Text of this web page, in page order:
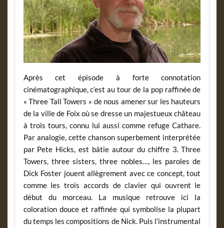
Après cet épisode à forte connotation
cinématographique, c’est au tour de la pop raffinée de
« Three Tall Towers » de nous amener sur les hauteurs
de la ville de Foix où se dresse un majestueux château
à trois tours, connu lui aussi comme refuge Cathare.
Par analogie, cette chanson superbement interprétée
par Pete Hicks, est bâtie autour du chiffre 3. Three
Towers, three sisters, three nobles…, les paroles de
Dick Foster jouent allègrement avec ce concept, tout
comme les trois accords de clavier qui ouvrent le
début du morceau. La musique retrouve ici la
coloration douce et raffinée qui symbolise la plupart
du temps les compositions de Nick. Puis l’instrumental